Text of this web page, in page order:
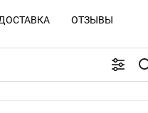
ОТЗЫВЫ